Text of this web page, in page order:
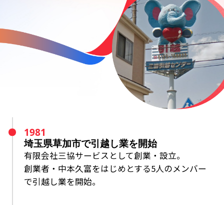
1981
埼玉県草加市で引越し業を開始
有限会社三協サービスとして創業・設立。
創業者・中本久富をはじめとする5人のメンバー
で引越し業を開始。